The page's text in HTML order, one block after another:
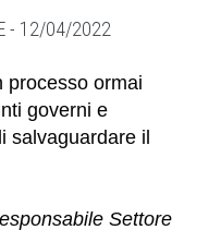
- 12/04/2022
processo ormai
governi e
salvaguardare il
Settore